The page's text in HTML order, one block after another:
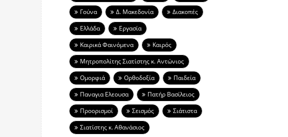
Γούνα
Δ. Μακεδονία
Διακοπές
Ελλάδα
Εργασία
Καιρικά Φαινόμενα
Καιρός
Μητροπολίτης Σιατίστης κ. Αντώνιος
Ομορφιά
Ορθοδοξία
Παιδεία
Παναγια Ελεουσα
Πατήρ Βασίλειος
Προορισμοί
Σεισμός
Σιάτιστα
Σιατίστης κ. Αθανάσιος